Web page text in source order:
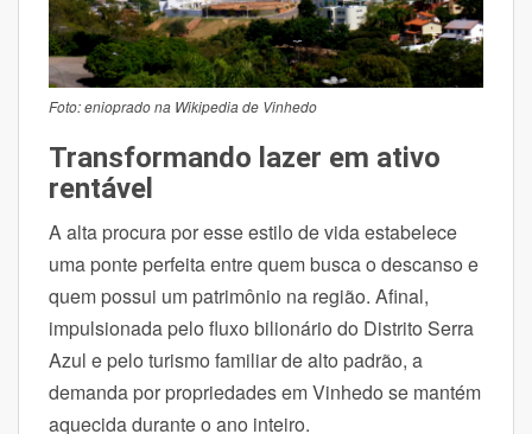
Foto: enioprado na Wikipedia de Vinhedo
Transformando lazer em ativo
rentável
A alta procura por esse estilo de vida estabelece
uma ponte perfeita entre quem busca o descanso e
quem possui um patrimônio na região. Afinal,
impulsionada pelo fluxo bilionário do Distrito Serra
Azul e pelo turismo familiar de alto padrão, a
demanda por propriedades em Vinhedo se mantém
aquecida durante o ano inteiro.